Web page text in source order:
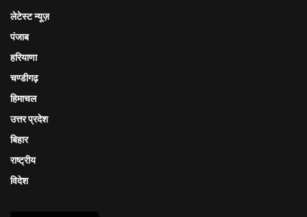
लेटेस्ट न्यूज़
पंजाब
हरियाणा
चण्डीगढ़
हिमाचल
उत्तर प्रदेश
बिहार
राष्ट्रीय
विदेश